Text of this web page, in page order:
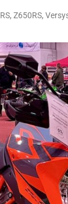
Z650RS,